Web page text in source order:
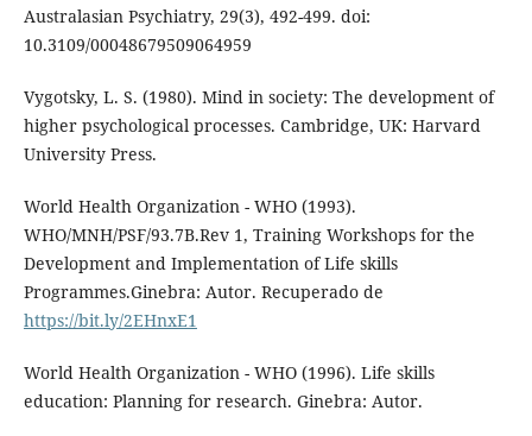
Australasian Psychiatry, 29(3), 492-499. doi:
10.3109/00048679509064959
Vygotsky, L. S. (1980). Mind in society: The development of
higher psychological processes. Cambridge, UK: Harvard
University Press.
World Health Organization - WHO (1993).
WHO/MNH/PSF/93.7B.Rev 1, Training Workshops for the
Development and Implementation of Life skills
Programmes.Ginebra: Autor. Recuperado de
https://bit.ly/2EHnxE1
World Health Organization - WHO (1996). Life skills
education: Planning for research. Ginebra: Autor.